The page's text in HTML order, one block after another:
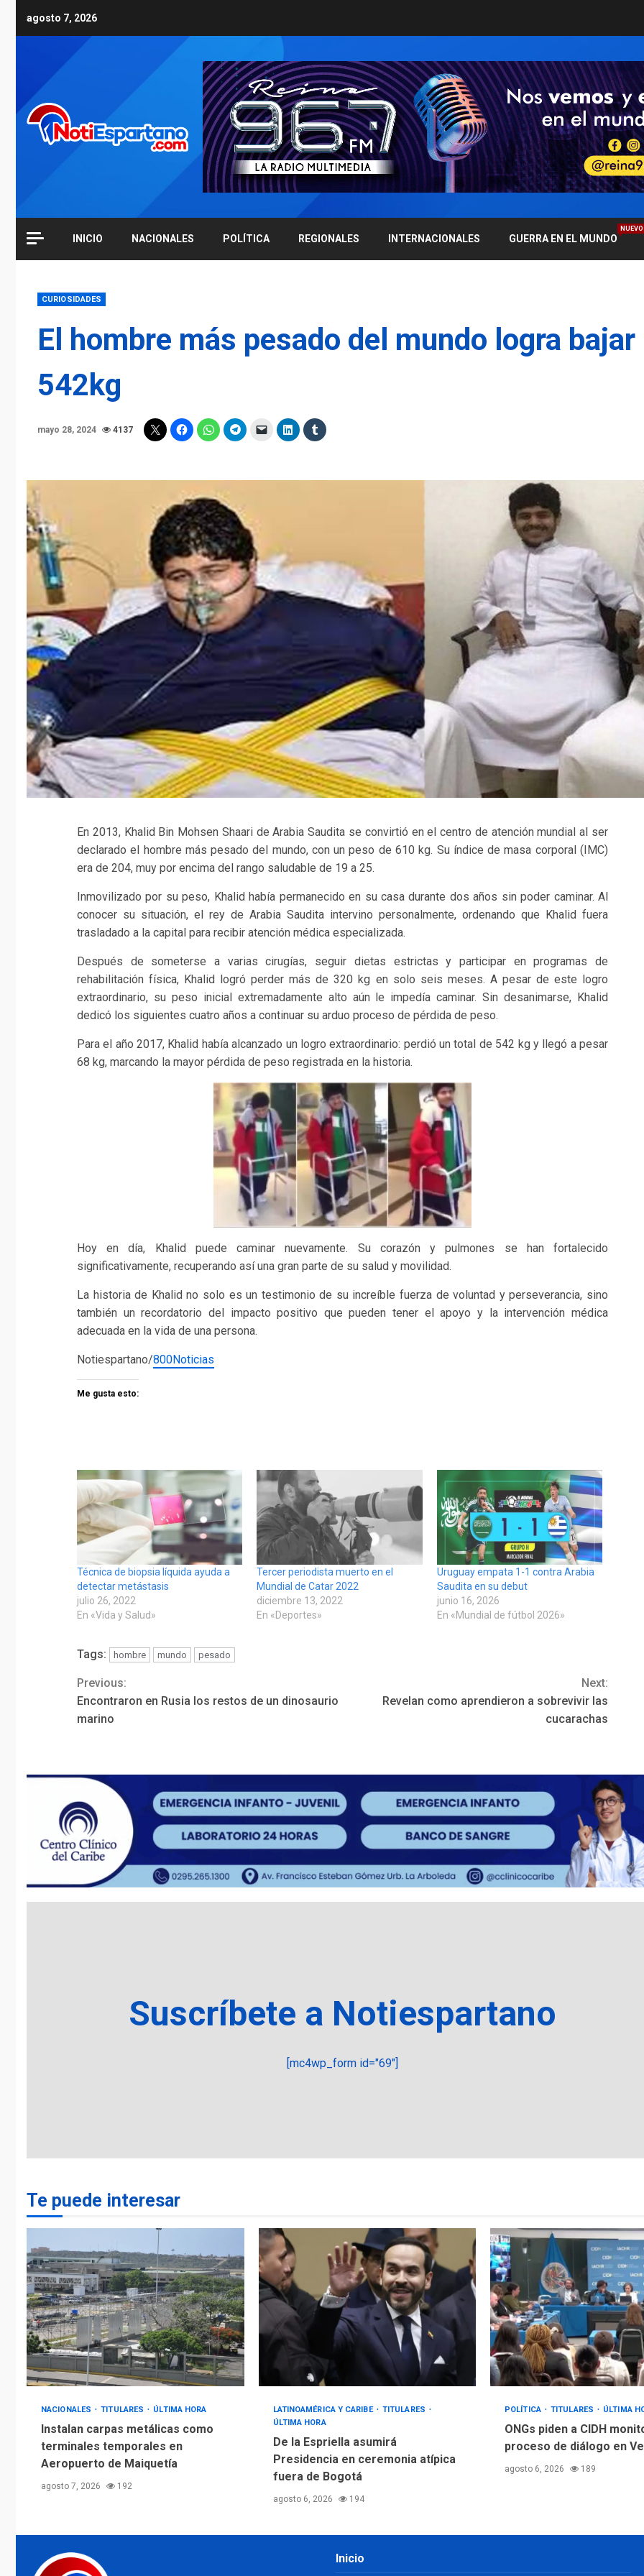
agosto 7, 2026
INICIO NACIONALES POLÍTICA REGIONALES INTERNACIONALES GUERRA EN EL MUNDO
NUEVO
CURIOSIDADES
El hombre más pesado del mundo logra bajar
542kg
mayo 28, 2024 4137
En 2013, Khalid Bin Mohsen Shaari de Arabia Saudita se convirtió en el centro de atención mundial al ser
declarado el hombre más pesado del mundo, con un peso de 610 kg. Su índice de masa corporal (IMC)
era de 204, muy por encima del rango saludable de 19 a 25.
Inmovilizado por su peso, Khalid había permanecido en su casa durante dos años sin poder caminar. Al
conocer su situación, el rey de Arabia Saudita intervino personalmente, ordenando que Khalid fuera
trasladado a la capital para recibir atención médica especializada.
Después de someterse a varias cirugías, seguir dietas estrictas y participar en programas de
rehabilitación física, Khalid logró perder más de 320 kg en solo seis meses. A pesar de este logro
extraordinario, su peso inicial extremadamente alto aún le impedía caminar. Sin desanimarse, Khalid
dedicó los siguientes cuatro años a continuar su arduo proceso de pérdida de peso.
Para el año 2017, Khalid había alcanzado un logro extraordinario: perdió un total de 542 kg y llegó a pesar
68 kg, marcando la mayor pérdida de peso registrada en la historia.
Hoy en día, Khalid puede caminar nuevamente. Su corazón y pulmones se han fortalecido
significativamente, recuperando así una gran parte de su salud y movilidad.
La historia de Khalid no solo es un testimonio de su increíble fuerza de voluntad y perseverancia, sino
también un recordatorio del impacto positivo que pueden tener el apoyo y la intervención médica
adecuada en la vida de una persona.
Notiespartano/800Noticias
Me gusta esto:
Técnica de biopsia líquida ayuda a
detectar metástasis
julio 26, 2022
En «Vida y Salud»
Tercer periodista muerto en el
Mundial de Catar 2022
diciembre 13, 2022
En «Deportes»
Uruguay empata 1-1 contra Arabia
Saudita en su debut
junio 16, 2026
En «Mundial de fútbol 2026»
Tags: hombre mundo pesado
Continue
Reading
Previous:
Encontraron en Rusia los restos de un dinosaurio
marino
Next:
Revelan como aprendieron a sobrevivir las
cucarachas
Suscríbete a Notiespartano
[mc4wp_form id="69"]
Te puede interesar
NACIONALES TITULARES ÚLTIMA HORA
Instalan carpas metálicas como
terminales temporales en
Aeropuerto de Maiquetía
agosto 7, 2026 192
LATINOAMÉRICA Y CARIBE
TITULARES
ÚLTIMA HORA
De la Espriella asumirá
Presidencia en ceremonia atípica
fuera de Bogotá
agosto 6, 2026 194
POLÍTICA TITULARES ÚLTIMA
ONGs piden a CIDH
proceso de diálogo en
agosto 6, 2026 189
Inicio